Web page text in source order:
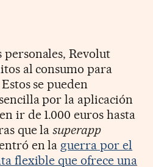
Revolut
al consumo para
se pueden
por la aplicación
ir de 1.000 euros hasta
que lasuperapp
en la guerra por el
flexible que ofrece una